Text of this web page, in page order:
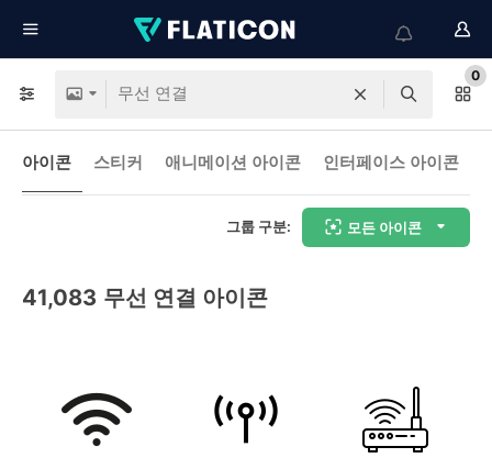
0
아이콘 스티커 애니메이션 아이콘 인터페이스 아이콘
그룹 구분: 모든 아이콘
41,083 무선 연결 아이콘